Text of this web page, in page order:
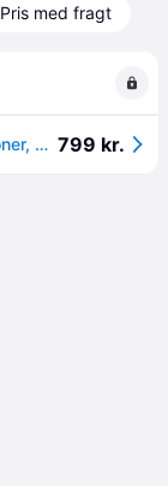
Pris med fragt
JBL Vibe Beam 2 True Wireless hovedtelefoner, pink. 799 kr.